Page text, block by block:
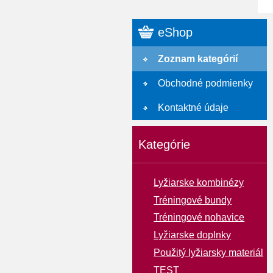
eShop
Zoznam kategórií
Obchodné podmienky
Kontaktné údaje
Kategórie
Lyžiarske kombinézy
Tréningové bundy
Tréningové nohavice
Lyžiarske doplnky
Použitý lyžiarsky materiál
TEST